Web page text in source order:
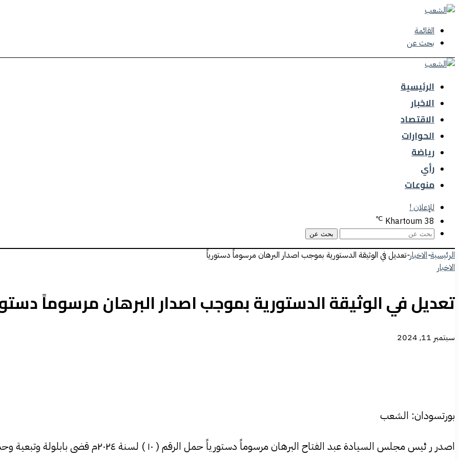
القائمة
بحث عن
الرئيسية
الاخبار
الاقتصاد
الحوارات
رياضة
رأي
منوعات
للإعلان !
Khartoum 38
℃
بحث عن
الرئيسية-الاخبار-تعديل في الوثيقة الدستورية بموجب اصدار البرهان مرسوماً دستورياً
الاخبار
تعديل في الوثيقة الدستورية بموجب اصدار البرهان مرسوماً
سبتمبر 11, 2024
بورتسودان: الشعب
اصدر ر ئيس مجلس السيادة عبد الفتاح البرهان مرسوماً دستورياً حمل الرقم ( ١٠ ) لسنة ٢٠٢٤م قضى بابلولة وتبعية وحدات من مجلس الوزراء إلى مجلس السيادة وهي :